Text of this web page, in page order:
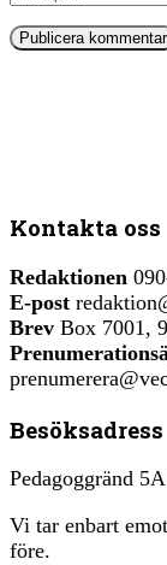
Kontakta oss
Redaktionen
E-post
Brev Box 7001,
Besöksadress
Pedagoggränd
Vi tar enbart
före.